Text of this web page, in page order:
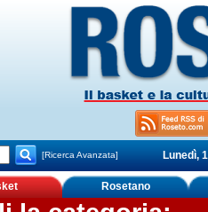
[Ricerca Avanzata] Lunedì,
Rosetano